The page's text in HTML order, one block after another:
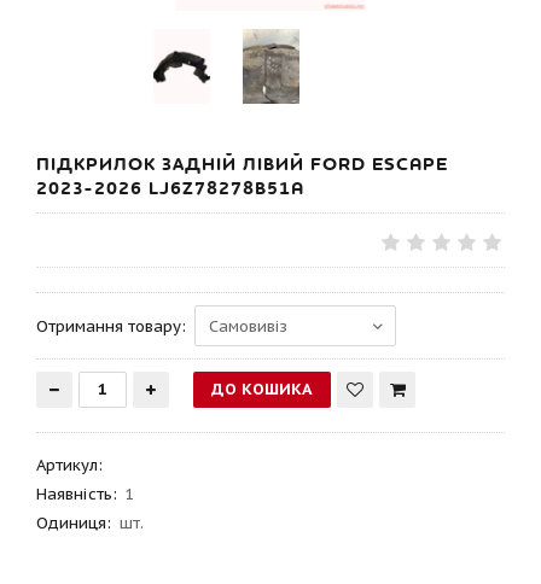
ПІДКРИЛОК ЗАДНІЙ ЛІВИЙ FORD ESCAPE
2023-2026 LJ6Z78278B51A
Отримання товару:
Артикул:
Наявність: 1
Одиниця: шт.